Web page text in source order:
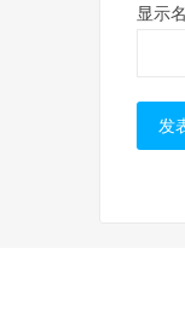
显示